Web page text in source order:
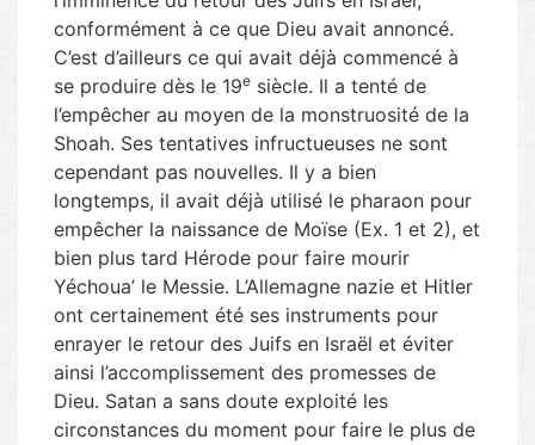
conformément à ce que Dieu avait annoncé.
C’est d’ailleurs ce qui avait déjà commencé à
se produire dès le 19e siècle. Il a tenté de
l’empêcher au moyen de la monstruosité de la
Shoah. Ses tentatives infructueuses ne sont
cependant pas nouvelles. Il y a bien
longtemps, il avait déjà utilisé le pharaon pour
empêcher la naissance de Moïse (Ex. 1 et 2), et
bien plus tard Hérode pour faire mourir
Yéchoua’ le Messie. L’Allemagne nazie et Hitler
ont certainement été ses instruments pour
enrayer le retour des Juifs en Israël et éviter
ainsi l’accomplissement des promesses de
Dieu. Satan a sans doute exploité les
circonstances du moment pour faire le plus de